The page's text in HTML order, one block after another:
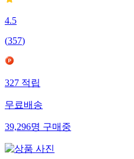
4.5
(357)
327적립
무료배송
39,296명구매중